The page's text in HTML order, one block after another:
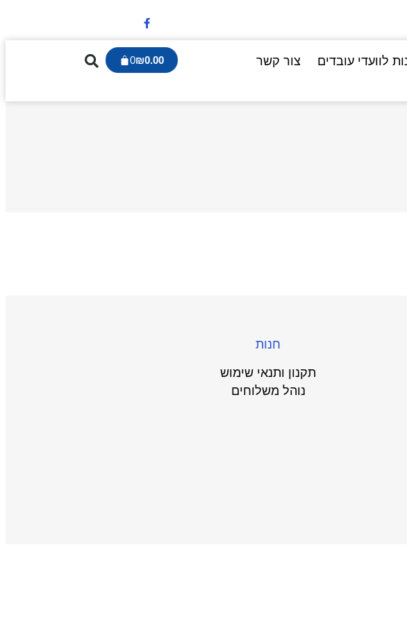
לוועדי עובדים צור קשר ₪0.00
0
חנות
תקנון ותנאי שימוש
נוהל משלוחים